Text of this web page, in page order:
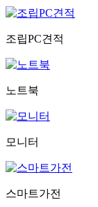
조립PC견적
노트북
모니터
스마트가전